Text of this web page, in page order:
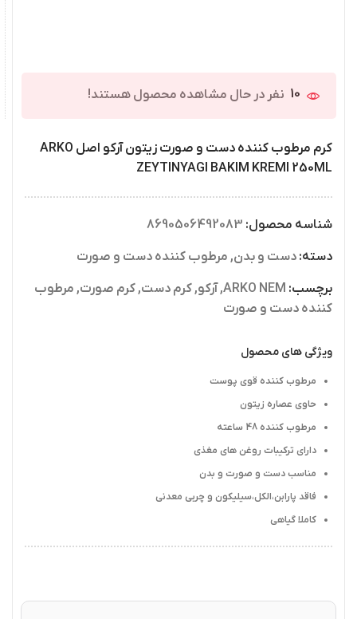
10 نفر در حال مشاهده محصول هستند!
کرم مرطوب کننده دست و صورت زیتون آرکو اصل ARKO
ZEYTINYAGI BAKIM KREMI 250ML
شناسه محصول: 8690506492083
دسته: دست و بدن, مرطوب کننده دست و صورت
برچسب: ARKO NEM
,آرکو, کرم دست, کرم صورت, مرطوب
کننده دست و صورت
ویژگی های محصول
مرطوب کننده قوی پوست
حاوی عصاره زیتون
مرطوب کننده 48 ساعته
دارای ترکیبات روغن های مغذی
مناسب دست و صورت و بدن
فاقد پارابن،الکل،سیلیکون و چربی معدنی
کاملا گیاهی